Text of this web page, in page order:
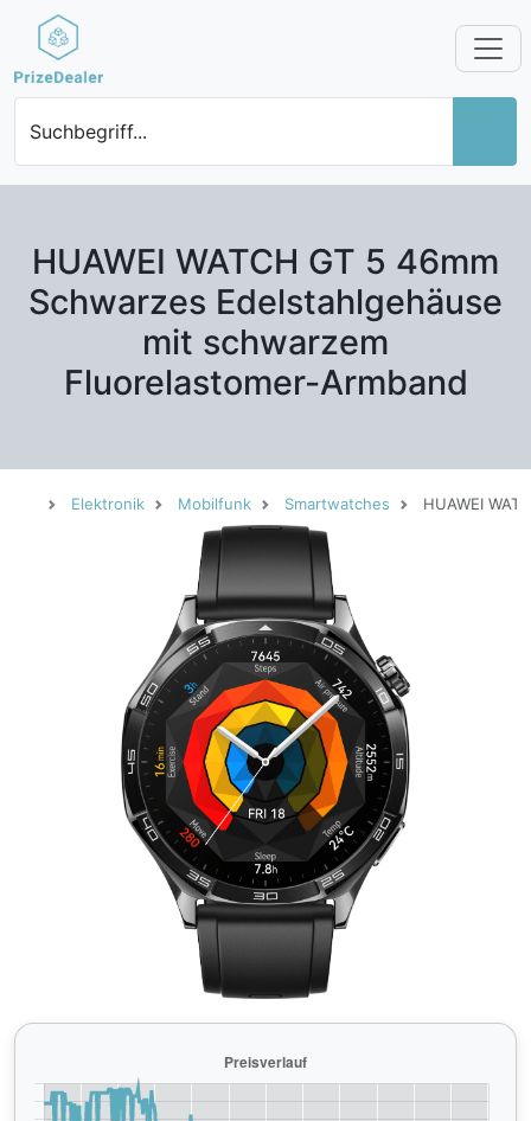
Suchbegriff...
HUAWEI WATCH GT 5 46mm
Schwarzes Edelstahlgehäuse
mit schwarzem
Fluorelastomer-Armband
Elektronik Mobilfunk Smartwatches HUAWEI